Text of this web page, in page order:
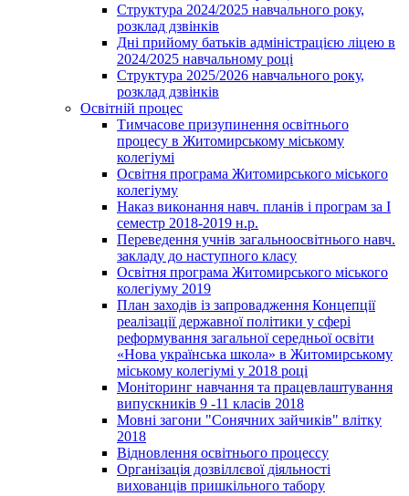
Структура 2024/2025 навчального року,
розклад дзвінків
Дні прийому батьків адміністрацією ліцею в
2024/2025 навчальному році
Структура 2025/2026 навчального року,
розклад дзвінків
Освітній процес
Тимчасове призупинення освітнього
процесу в Житомирському міському
колегіумі
Освітня програма Житомирського міського
колегіуму
Наказ виконання навч. планів і програм за І
семестр 2018-2019 н.р.
Переведення учнів загальноосвітнього навч.
закладу до наступного класу
Освітня програма Житомирського міського
колегіуму 2019
План заходів із запровадження Концепції
реалізації державної політики у сфері
реформування загальної середньої освіти
«Нова українська школа» в Житомирському
міському колегіумі у 2018 році
Моніторинг навчання та працевлаштування
випускників 9 -11 класів 2018
Мовні загони "Сонячних зайчиків" влітку
2018
Відновлення освітнього процессу
Організація дозвіллєвої діяльності
вихованців пришкільного табору